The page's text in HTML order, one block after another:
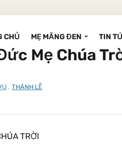
CHỦ MẸ MĂNG ĐEN TIN
Mẹ Chúa
, THÁNH LỄ
TRỜI